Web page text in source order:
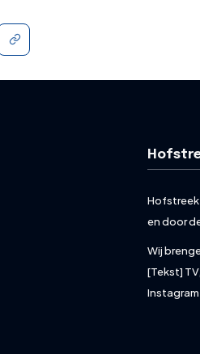
Hofstreek
en door
Wij
[Tekst]